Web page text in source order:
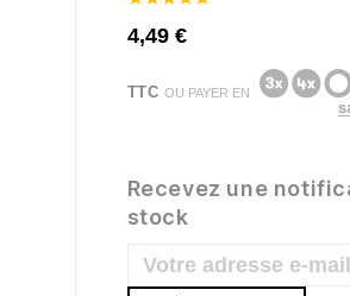
4,49 €
TTCOU PAYER EN
Recevez une
stock